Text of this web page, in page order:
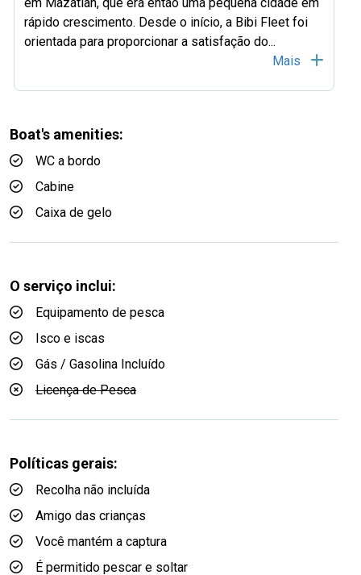
rápido crescimento. Desde o início, a Bibi Fleet foi
orientada para proporcionar a satisfação do...
Mais
Boat's amenities:
WC a bordo
Cabine
Caixa de gelo
O serviço inclui:
Equipamento de pesca
Isco e iscas
Gás / Gasolina Incluído
Licença de Pesca
Políticas gerais:
Recolha não incluída
Amigo das crianças
Você mantém a captura
É permitido pescar e soltar